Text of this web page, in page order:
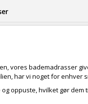
vores bademadrasser
har vi noget for enhver
oppuste, hvilket gør